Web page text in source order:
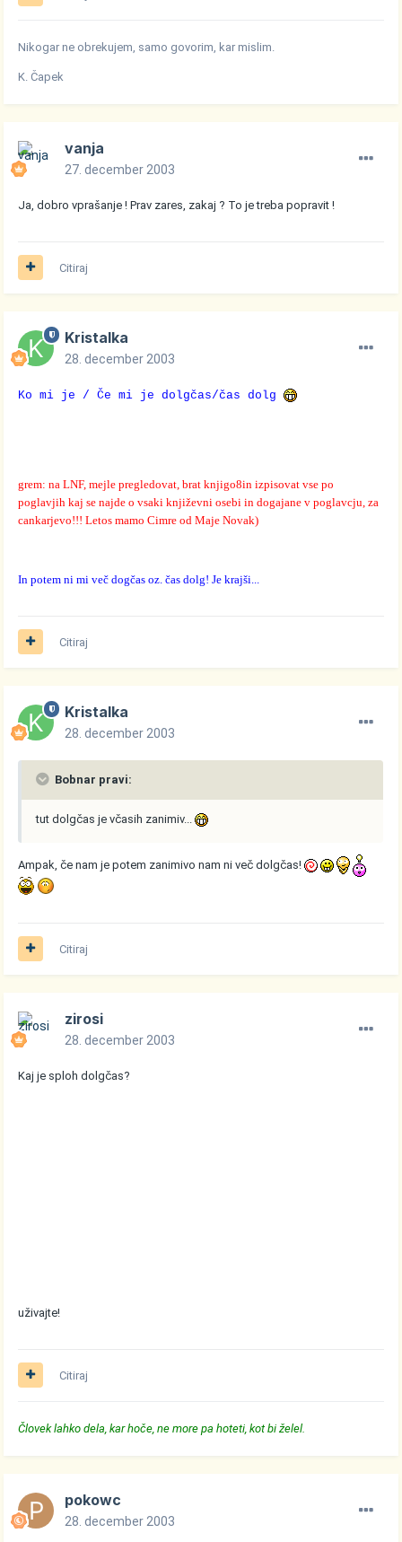
Nikogar ne obrekujem, samo govorim, kar mislim.
K. Čapek
vanja
27. december 2003
Ja, dobro vprašanje ! Prav zares, zakaj ? To je treba popravit !
Citiraj
Kristalka
28. december 2003
Ko mi je / Če mi je dolgčas/čas dolg
grem: na LNF, mejle pregledovat, brat knjigo8in izpisovat vse po
poglavjih kaj se najde o vsaki književni osebi in dogajane v poglavcju, za
cankarjevo!!! Letos mamo Cimre od Maje Novak)
In potem ni mi več dogčas oz. čas dolg! Je krajši...
Citiraj
Kristalka
28. december 2003
Bobnar pravi:
tut dolgčas je včasih zanimiv...
Ampak, če nam je potem zanimivo nam ni več dolgčas!
Citiraj
zirosi
28. december 2003
Kaj je sploh dolgčas?
uživajte!
Citiraj
Človek lahko dela, kar hoče, ne more pa hoteti, kot bi želel.
pokowc
28. december 2003